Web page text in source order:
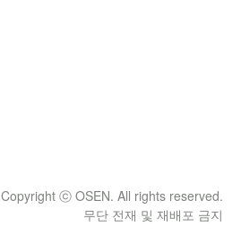
Copyright ⓒ OSEN. All rights reserved.
무단 전재 및 재배포 금지